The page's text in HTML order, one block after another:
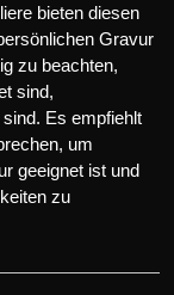
bieten diesen
Gravur
zu beachten,
sind,
Es empfiehlt
um
geeignet ist und
zu